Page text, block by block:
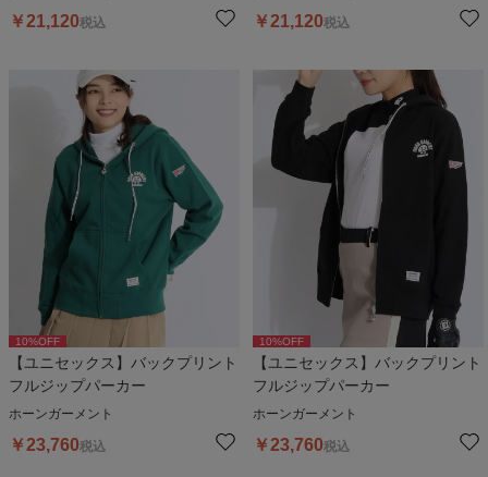
￥21,120税込 ￥21,120税込
10%OFF
【ユニセックス】バックプリント
フルジップパーカー
ホーンガーメント
￥23,760税込
10%OFF
【ユニセックス】バックプリント
フルジップパーカー
ホーンガーメント
￥23,760税込